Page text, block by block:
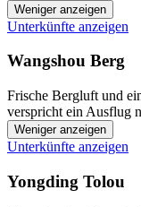
Weniger anzeigen
Unterkünfte anzeigen
Wangshou Berg
Frische Bergluft und
verspricht ein Ausflug
Weniger anzeigen
Unterkünfte anzeigen
Yongding Tolou